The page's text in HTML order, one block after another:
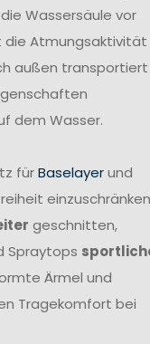
Wassersäule vor
die Atmungsaktivität
außen transportiert
dem Wasser.
fürBaselayerund
geschnitten,
Spraytops
Ärmel und
Tragekomfort bei